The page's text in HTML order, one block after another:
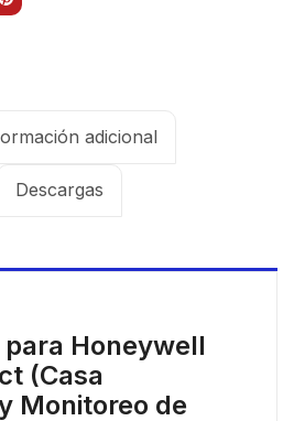
adicional
Descargas
para Honeywell
(Casa
Monitoreo de